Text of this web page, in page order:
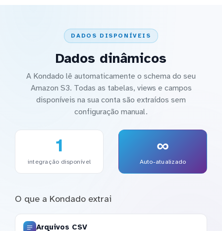
DADOS DISPONÍVEIS
Dados dinâmicos
A Kondado lê automaticamente o schema do seu
Amazon S3. Todas as tabelas, views e campos
disponíveis na sua conta são extraídos sem
configuração manual.
1
integração disponível
∞
Auto-atualizado
O que a Kondado extrai
Arquivos CSV